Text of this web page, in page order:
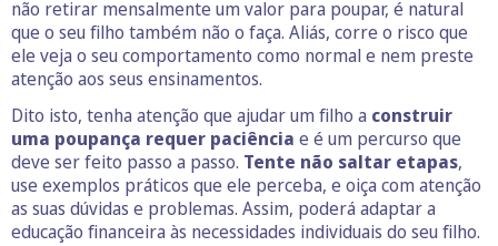
não retirar mensalmente um valor para poupar, é natural
que o seu filho também não o faça. Aliás, corre o risco que
ele veja o seu comportamento como normal e nem preste
atenção aos seus ensinamentos.
Dito isto, tenha atenção que ajudar um filho a construir
uma poupança requer paciência e é um percurso que
deve ser feito passo a passo. Tente não saltar etapas,
use exemplos práticos que ele perceba, e oiça com atenção
as suas dúvidas e problemas. Assim, poderá adaptar a
educação financeira às necessidades individuais do seu filho.